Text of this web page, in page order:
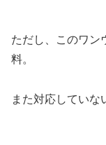
ただし、このワン
料。
また対応していな